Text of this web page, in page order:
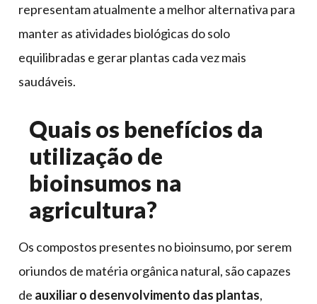
representam atualmente a melhor alternativa para
manter as atividades biológicas do solo
equilibradas e gerar plantas cada vez mais
saudáveis.
Quais os benefícios da
utilização de
bioinsumos na
agricultura?
Os compostos presentes no bioinsumo, por serem
oriundos de matéria orgânica natural, são capazes
de auxiliar o desenvolvimento das plantas,